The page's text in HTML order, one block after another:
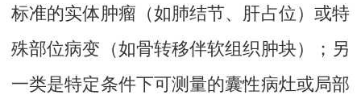
标准的实体肿瘤（如肺结节、肝占位）或特
殊部位病变（如骨转移伴软组织肿块）；另
一类是特定条件下可测量的囊性病灶或局部